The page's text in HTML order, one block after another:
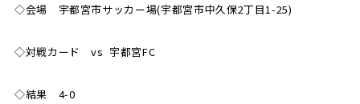
PARTNER
◇会場 宇都宮市サッカー場(宇都宮市中久保2丁目1-25)
◇対戦カード vs 宇都宮FC
◇結果 4-0